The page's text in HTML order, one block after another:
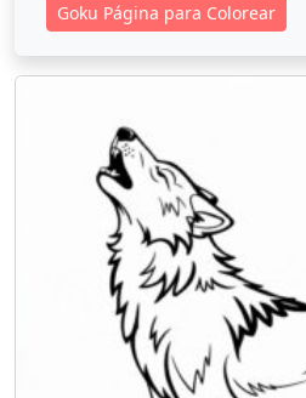
Goku Página para Colorear